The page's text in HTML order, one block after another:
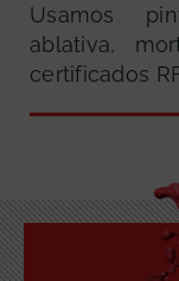
Usamos
ablativa,
certificados